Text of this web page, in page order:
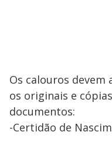
Os calouros
os originais e
documentos:
-Certidão de